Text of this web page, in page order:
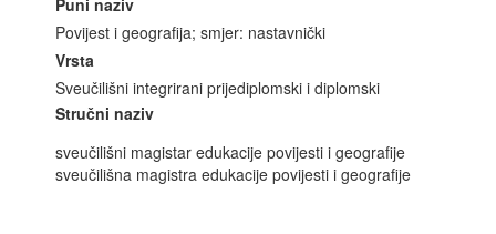
Puni naziv
Povijest i geografija; smjer: nastavnički
Vrsta
Sveučilišni integrirani prijediplomski i diplomski
Stručni naziv
sveučilišni magistar edukacije povijesti i geografije
sveučilišna magistra edukacije povijesti i geografije